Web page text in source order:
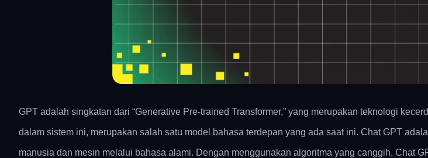
GPT adalah singkatan dari “Generative Pre-trained Transformer,” yang merupakan teknologi
dalam sistem ini, merupakan salah satu model bahasa terdepan yang ada saat ini. Chat GPT
manusia dan mesin melalui bahasa alami. Dengan menggunakan algoritma yang canggih, Chat